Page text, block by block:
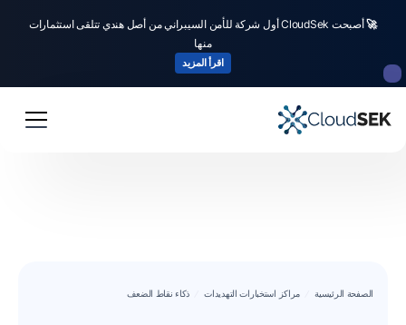
🚀
أصبحت CloudSek أول شركة للأمن السيبراني من أصل هندي تتلقى استثمارات
منها
اقرأ المزيد
الصفحة الرئيسية مراكز استخبارات التهديدات ذكاء نقاط الضعف